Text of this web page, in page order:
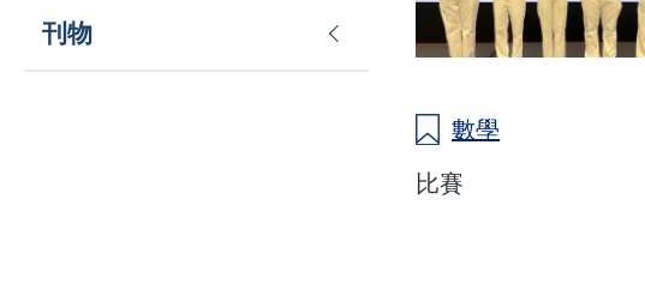
數學
比賽
刊物